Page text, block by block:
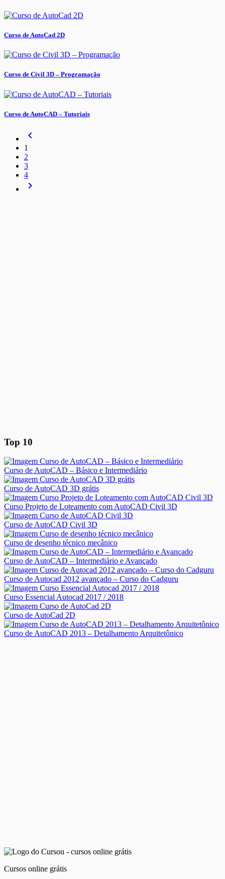
Curso de AutoCad 2D
Curso de Civil 3D – Programação
Curso de AutoCAD – Tutoriais
navigate_before
1
2
3
4
navigate_next
Top 10
Curso de AutoCAD – Básico e Intermediário
Curso de AutoCAD 3D grátis
Curso Projeto de Loteamento com AutoCAD Civil 3D
Curso de AutoCAD Civil 3D
Curso de desenho técnico mecânico
Curso de AutoCAD – Intermediário e Avançado
Curso de Autocad 2012 avançado – Curso do Cadguru
Curso Essencial Autocad 2017 / 2018
Curso de AutoCad 2D
Curso de AutoCAD 2013 – Detalhamento Arquitetônico
Cursos online grátis